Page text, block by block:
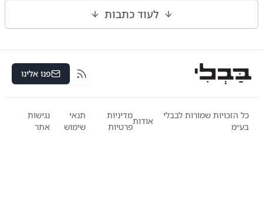
לעוד כתבות
RSS פנו אלינו
כל הזכויות שמורות לבבלי
בע״מ
אודות
מדיניות
פרטיות
תנאי
שימוש
נגישות
אתר